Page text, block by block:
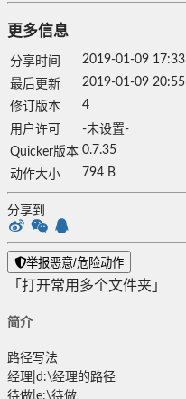
更多信息
分享时间
2019-01-09 17:33
最后更新
2019-01-09 20:55
修订版本
4
用户许可
-未设置-
Quicker版本 0.7.35
动作大小
794 B
分享到
举报恶意/危险动作
「打开常用多个文件夹」
简介
路径写法
经理|d:\经理的路径